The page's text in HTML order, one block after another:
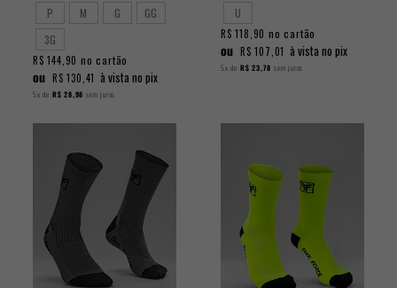
P M G
GG
3G
R$ 144,90 no cartão
ou R$ 130,41 à vista no pix
5x de R$ 28,98 sem juros
U
R$ 118,90 no cartão
ou R$ 107,01 à vista no pix
5x de R$ 23,78 sem juros